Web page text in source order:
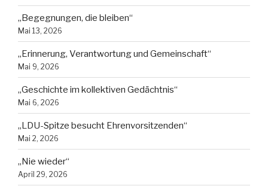
„Begegnungen, die bleiben“
Mai 13, 2026
„Erinnerung, Verantwortung und Gemeinschaft“
Mai 9, 2026
„Geschichte im kollektiven Gedächtnis“
Mai 6, 2026
„LDU-Spitze besucht Ehrenvorsitzenden“
Mai 2, 2026
„Nie wieder“
April 29, 2026